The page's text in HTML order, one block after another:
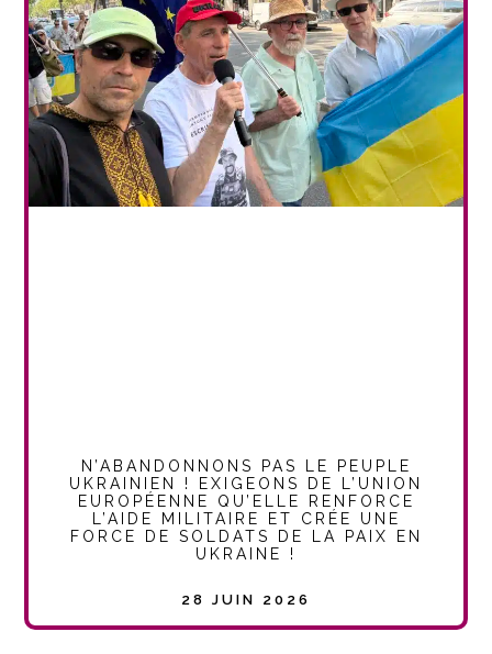
N’ABANDONNONS PAS LE PEUPLE
UKRAINIEN ! EXIGEONS DE L’UNION
EUROPÉENNE QU’ELLE RENFORCE
L’AIDE MILITAIRE ET CRÉE UNE
FORCE DE SOLDATS DE LA PAIX EN
UKRAINE !
28 JUIN 2026